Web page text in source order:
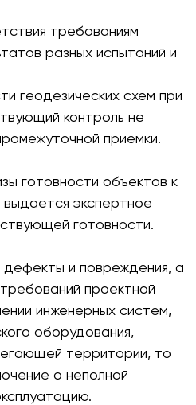
требованиям
разных испытаний и
геодезических схем при
контроль не
приемки.
готовности объектов к
экспертное
готовности.
и повреждения, а
проектной
инженерных систем,
оборудования,
территории, то
о неполной